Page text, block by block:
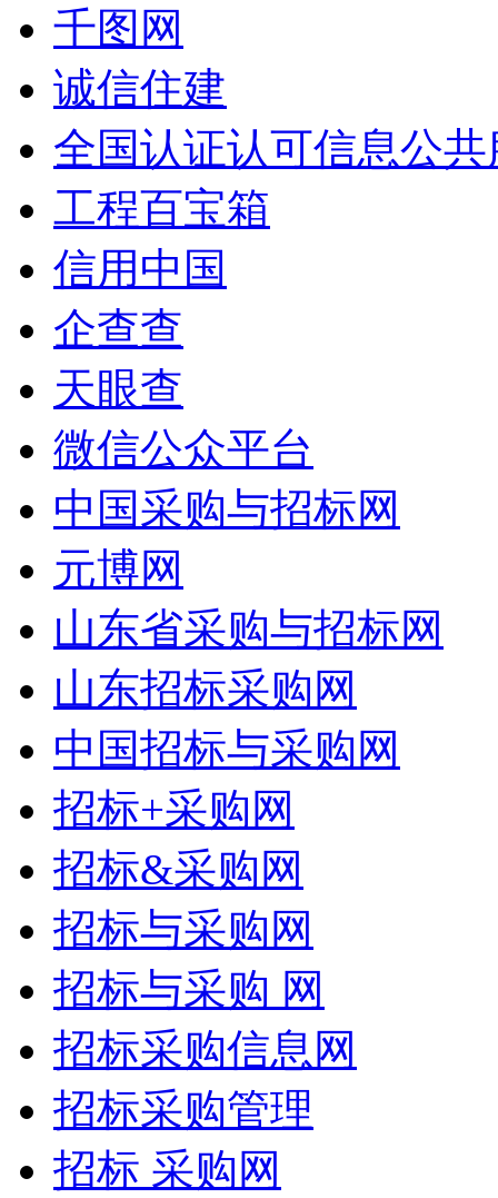
千图网
诚信住建
全国认证认可信息公
工程百宝箱
信用中国
企查查
天眼查
微信公众平台
中国采购与招标网
元博网
山东省采购与招标网
山东招标采购网
中国招标与采购网
招标+采购网
招标&采购网
招标与采购网
招标与采购 网
招标采购信息网
招标采购管理
招标 采购网